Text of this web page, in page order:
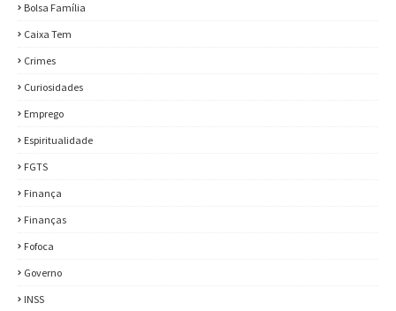
Bolsa Família
Caixa Tem
Crimes
Curiosidades
Emprego
Espiritualidade
FGTS
Finança
Finanças
Fofoca
Governo
INSS